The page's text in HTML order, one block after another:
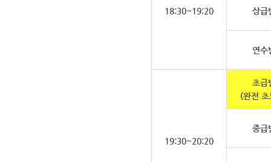
18:30~19:20 상급
연수
19:30~20:20
초급
(완전
중급